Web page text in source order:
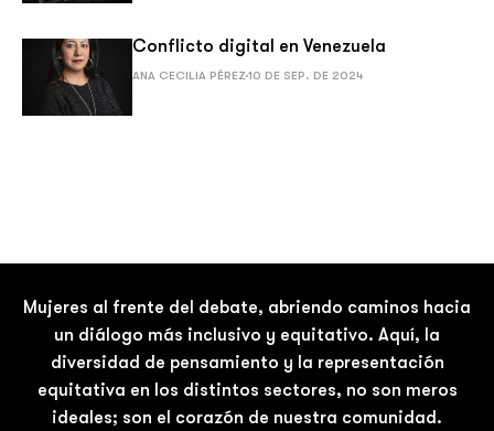
Conflicto digital en Venezuela
ANA CECILIA PÉREZ10 DE SEP. DE 2024
Mujeres al frente del debate, abriendo caminos hacia
un diálogo más inclusivo y equitativo. Aquí, la
diversidad de pensamiento y la representación
equitativa en los distintos sectores, no son meros
ideales; son el corazón de nuestra comunidad.